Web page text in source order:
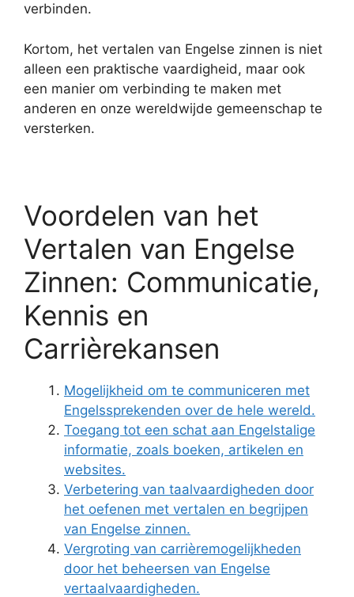
verbinden.
Kortom, het vertalen van Engelse zinnen is niet
alleen een praktische vaardigheid, maar ook
een manier om verbinding te maken met
anderen en onze wereldwijde gemeenschap te
versterken.
Voordelen van het
Vertalen van Engelse
Zinnen: Communicatie,
Kennis en
Carrièrekansen
Mogelijkheid om te communiceren met
Engelssprekenden over de hele wereld.
Toegang tot een schat aan Engelstalige
informatie, zoals boeken, artikelen en
websites.
Verbetering van taalvaardigheden door
het oefenen met vertalen en begrijpen
van Engelse zinnen.
Vergroting van carrièremogelijkheden
door het beheersen van Engelse
vertaalvaardigheden.